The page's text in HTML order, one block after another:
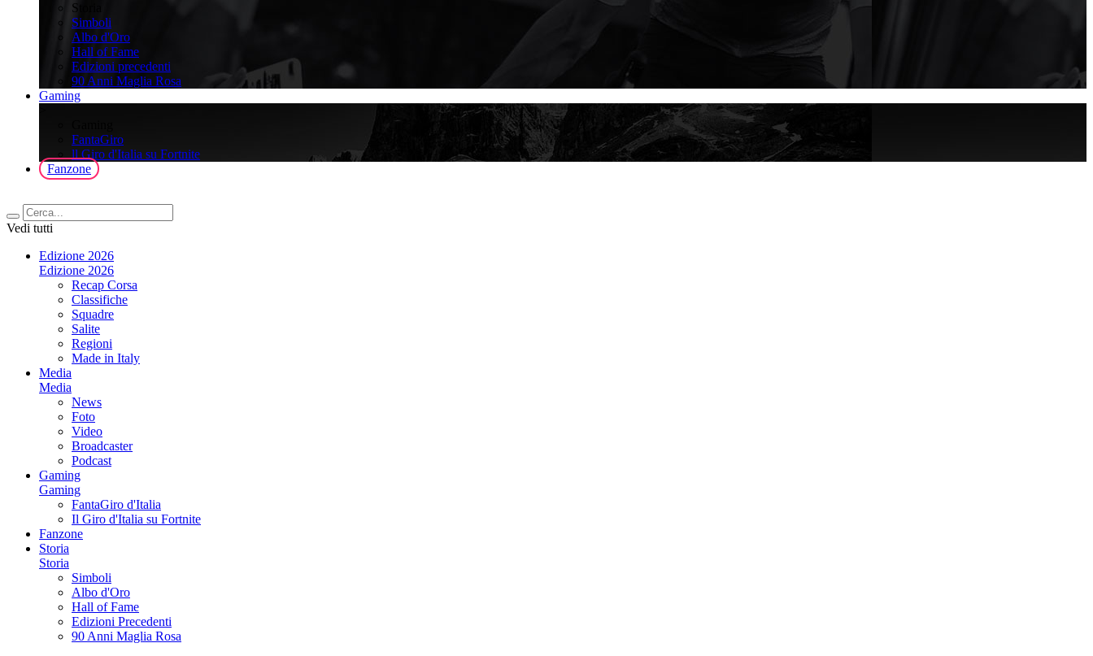
Storia
Simboli
Albo d'Oro
Hall of Fame
Edizioni precedenti
90 Anni Maglia Rosa
Gaming
FantaGiro
ll Giro d'Italia su Fortnite
Fanzone
Vedi tutti
Edizione 2026
Edizione 2026
Recap Corsa
Classifiche
Squadre
Salite
Regioni
Made in Italy
Media
Media
News
Foto
Video
Broadcaster
Podcast
Gaming
Gaming
FantaGiro d'Italia
Il Giro d'Italia su Fortnite
Fanzone
Storia
Storia
Simboli
Albo d'Oro
Hall of Fame
Edizioni Precedenti
90 Anni Maglia Rosa